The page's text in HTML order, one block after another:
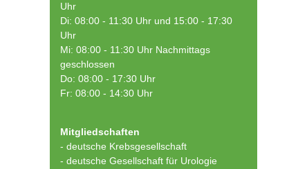
Uhr
Di: 08:00 - 11:30 Uhr und 15:00 - 17:30
Uhr
Mi: 08:00 - 11:30 Uhr Nachmittags
geschlossen
Do: 08:00 - 17:30 Uhr
Fr: 08:00 - 14:30 Uhr
Mitgliedschaften
- deutsche Krebsgesellschaft
- deutsche Gesellschaft für Urologie